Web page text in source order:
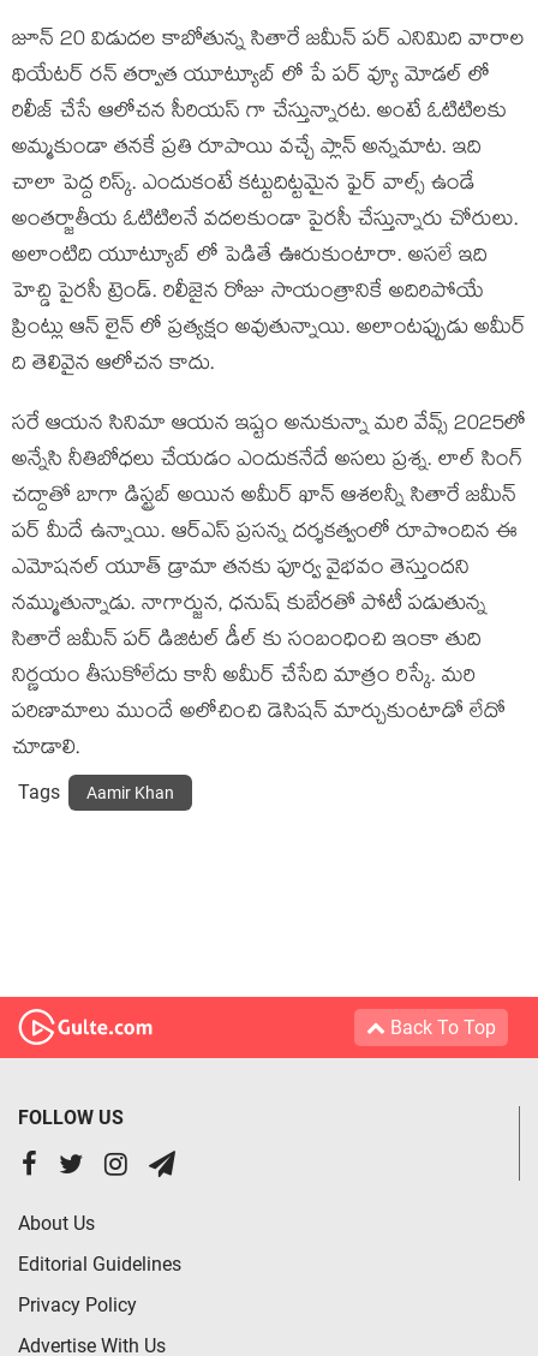
జూన్ 20 విడుదల కాబోతున్న సితారే జమీన్ పర్ ఎనిమిది వారాల
థియేటర్ రన్ తర్వాత యూట్యూబ్ లో పే పర్ వ్యూ మోడల్ లో
రిలీజ్ చేసే ఆలోచన సీరియస్ గా చేస్తున్నారట. అంటే ఓటిటిలకు
అమ్మకుండా తనకే ప్రతి రూపాయి వచ్చే ప్లాన్ అన్నమాట. ఇది
చాలా పెద్ద రిస్క్. ఎందుకంటే కట్టుదిట్టమైన ఫైర్ వాల్స్ ఉండే
అంతర్జాతీయ ఓటిటిలనే వదలకుండా పైరసీ చేస్తున్నారు చోరులు.
అలాంటిది యూట్యూబ్ లో పెడితే ఊరుకుంటారా. అసలే ఇది
హెచ్డి పైరసీ ట్రెండ్. రిలీజైన రోజు సాయంత్రానికే అదిరిపోయే
ప్రింట్లు ఆన్ లైన్ లో ప్రత్యక్షం అవుతున్నాయి. అలాంటప్పుడు అమీర్
ది తెలివైన ఆలోచన కాదు.
సరే ఆయన సినిమా ఆయన ఇష్టం అనుకున్నా మరి వేవ్స్ 2025లో
అన్నేసి నీతిబోధలు చేయడం ఎందుకనేదే అసలు ప్రశ్న. లాల్ సింగ్
చద్దాతో బాగా డిస్ట్రబ్ అయిన అమీర్ ఖాన్ ఆశలన్నీ సితారే జమీన్
పర్ మీదే ఉన్నాయి. ఆర్ఎస్ ప్రసన్న దర్శకత్వంలో రూపొందిన ఈ
ఎమోషనల్ యూత్ డ్రామా తనకు పూర్వ వైభవం తెస్తుందని
నమ్ముతున్నాడు. నాగార్జున, ధనుష్ కుబేరతో పోటీ పడుతున్న
సితారే జమీన్ పర్ డిజిటల్ డీల్ కు సంబంధించి ఇంకా తుది
నిర్ణయం తీసుకోలేదు కానీ అమీర్ చేసేది మాత్రం రిస్కే. మరి
పరిణామాలు ముందే అలోచించి డెసిషన్ మార్చుకుంటాడో లేదో
చూడాలి.
Tags Aamir Khan
Back To Top
FOLLOW US
About Us
Editorial Guidelines
Privacy Policy
Advertise With Us